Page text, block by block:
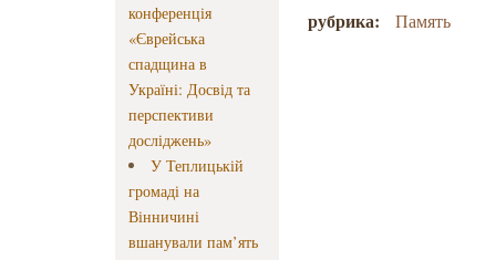
конференція
«Єврейська
спадщина в
Україні: Досвід та
перспективи
досліджень»
У Теплицькій
громаді на
Вінничині
вшанували пам’ять
рубрика: Память